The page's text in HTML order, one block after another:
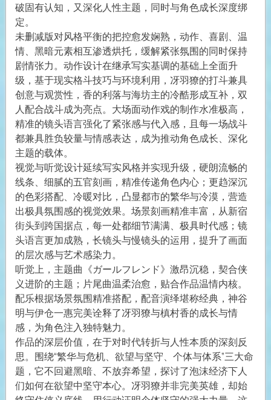
破固有认知，又深化人性主题，同时与角色成长深度绑
定。
未删减版对风格平衡的把控愈发娴熟，动作、喜剧、温
情、黑暗元素相互渗透烘托，缓解紧张氛围的同时保持
剧情张力。动作设计在继承写实基调的基础上全面升
级，基于现实格斗技巧与环境利用，冴羽獠的打斗兼具
创意与观赏性，香的利落与海坊主的冷酷形成互补，双
人配合战斗成为亮点。大场面动作戏的制作水准极高，
精准的镜头语言强化了紧张感与代入感，且每一场战斗
都兼具胜负较量与情感表达，成为推动角色成长、深化
主题的载体。
视觉与听觉设计延续写实风格并实现升级，硬朗流畅的
线条、细腻的五官刻画，精准传递角色内心；更趋深沉
的色彩搭配、冷暖对比，凸显都市的繁华与冷漠，营造
出极具氛围感的视觉效果。场景刻画精准丰富，从新宿
街头到跨国据点，每一处都细节满满、极具时代感；镜
头语言更加成熟，长镜头与慢镜头的运用，提升了画面
的层次感与艺术感染力。
听觉上，主题曲《ガールフレンド》激昂沉稳，契合侠
义进阶的主题；片尾曲温柔治愈，贴合作品温情内核。
配乐根据场景氛围精准搭配，配音演绎堪称经典，神谷
明与伊仓一惠完美诠释了冴羽獠与槙村香的成长与情
感，为角色注入独特魅力。
作品的深层价值，在于对时代转折与人性本质的深刻反
思。围绕“繁华与危机、欲望与坚守、个体与体系”三大命
题，它不回避黑暗、不放弃希望，探讨了泡沫经济下人
们如何在欲望中坚守本心。冴羽獠并非完美英雄，却始